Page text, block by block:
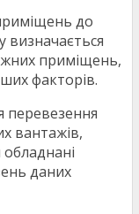
до
приміщень,
факторів.
перевезення
вантажів,
даних